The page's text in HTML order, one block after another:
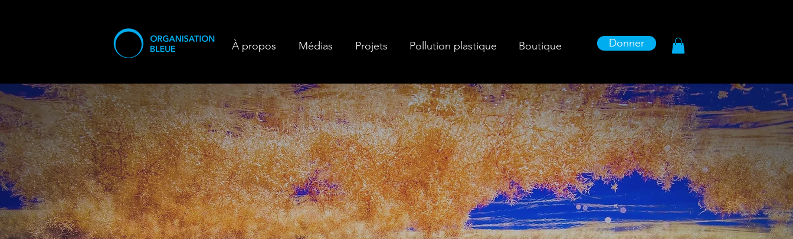
À propos Médias Projets Pollution plastique Boutique Donner